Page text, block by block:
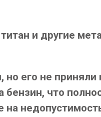
и другие
его не приняли
бензин, что